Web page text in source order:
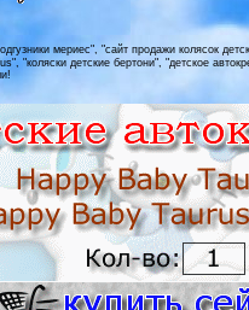
мериес", "сайт продажи колясок
"коляски детские бертони", "детское